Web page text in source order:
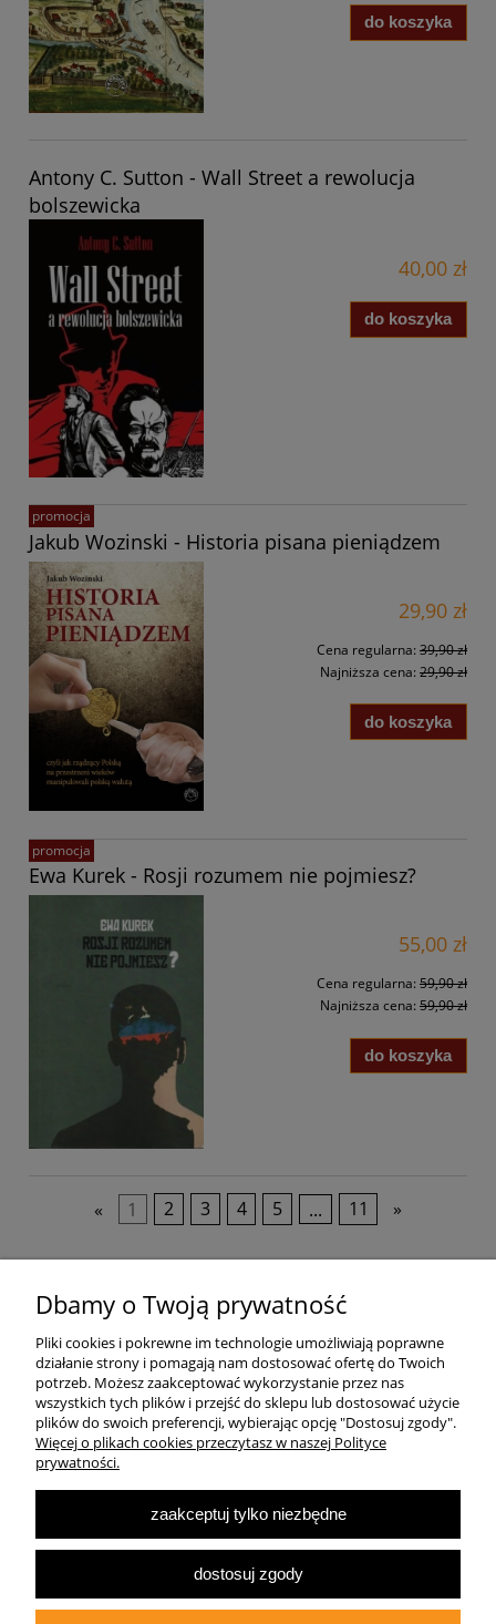
do koszyka
Antony C. Sutton - Wall Street a rewolucja
bolszewicka
40,00 zł
do koszyka
Jakub Wozinski - Historia pisana pieniądzem
29,90 zł
Cena regularna: 39,90 zł
Najniższa cena: 29,90 zł
do koszyka
promocja
Ewa Kurek - Rosji rozumem nie pojmiesz?
55,00 zł
Cena regularna: 59,90 zł
Najniższa cena: 59,90 zł
do koszyka
promocja
« 1 2 3 4 5 ... 11 »
Pomoc
Dostawa
Moje konto
Największa Księgarnia Internetowa Po Prawej Stronie, ulubiona księgarnia
Multibook.pl- Wszelkie prawa zastrzeżone.
Księgarnia prawicowa, prawicowe książki, katolicyzm, tradycjonalizm, patriotyzm,
Dbamy o Twoją prywatność
Pliki cookies i pokrewne im technologie umożliwiają poprawne
działanie strony i pomagają nam dostosować ofertę do Twoich
potrzeb. Możesz zaakceptować wykorzystanie przez nas
wszystkich tych plików i przejść do sklepu lub dostosować użycie
plików do swoich preferencji, wybierając opcję "Dostosuj zgody".
Więcej o plikach cookies przeczytasz w naszej Polityce
prywatności.
zaakceptuj tylko niezbędne
dostosuj zgody